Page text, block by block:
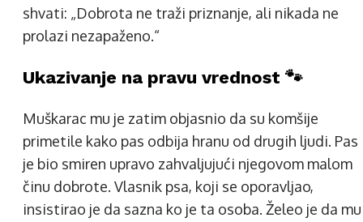
shvati: „Dobrota ne traži priznanje, ali nikada ne
prolazi nezapaženo.“
Ukazivanje na pravu vrednost 🐾
Muškarac mu je zatim objasnio da su komšije
primetile kako pas odbija hranu od drugih ljudi. Pas
je bio smiren upravo zahvaljujući njegovom malom
činu dobrote. Vlasnik psa, koji se oporavljao,
insistirao je da sazna ko je ta osoba. Želeo je da mu